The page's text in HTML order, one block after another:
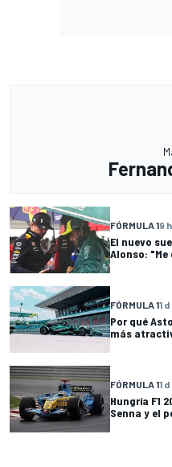
FÓRMULA 19 h
El nuevo
Alonso:
FÓRMULA 11 d
Por qué
más
FÓRMULA 11 d
Hungría F1
Senna y el